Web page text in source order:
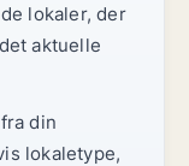
lokaler, der
aktuelle
din
lokaletype,